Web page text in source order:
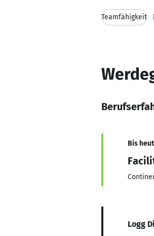
Teamfähigkeit
Bis
Logg